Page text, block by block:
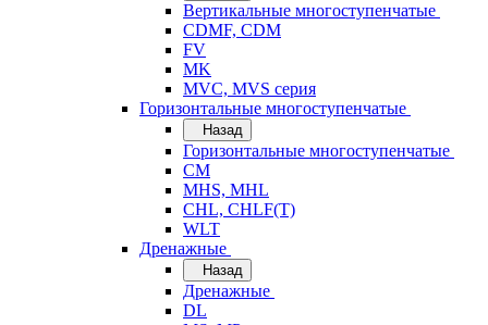
Вертикальные многоступенчатые
CDMF, CDM
FV
MK
MVC, MVS серия
Горизонтальные многоступенчатые
Назад
Горизонтальные многоступенчатые
CM
MHS, MHL
CHL, CHLF(T)
WLT
Дренажные
Назад
Дренажные
DL